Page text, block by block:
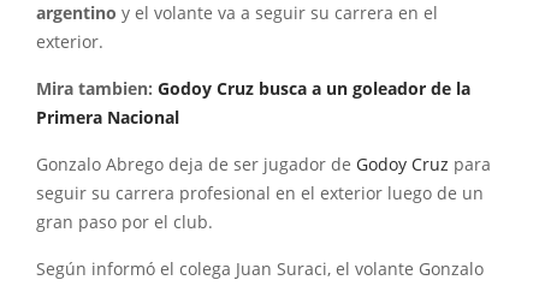
argentino y el volante va a seguir su carrera en el
exterior.
Mira tambien: Godoy Cruz busca a un goleador de la
Primera Nacional
Gonzalo Abrego deja de ser jugador de Godoy Cruz para
seguir su carrera profesional en el exterior luego de un
gran paso por el club.
Según informó el colega Juan Suraci, el volante Gonzalo